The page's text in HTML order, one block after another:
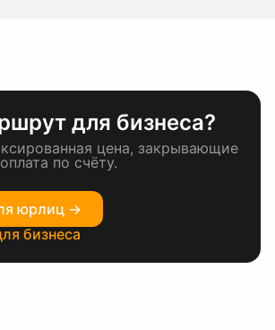
для бизнеса?
цена, закрывающие
по счёту.
юрлиц →
бизнеса